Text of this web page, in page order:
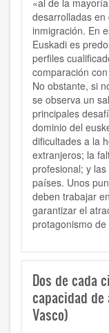
«al de la
desarrolladas
inmigración. En
Euskadi es
perfiles
comparación
No obstante, si
se observa un
principales
dominio del
dificultades a la
extranjeros; la
profesional; y
países. Unos
deben trabajar
garantizar el
protagonismo
Dos de cada
capacidad
Vasco)